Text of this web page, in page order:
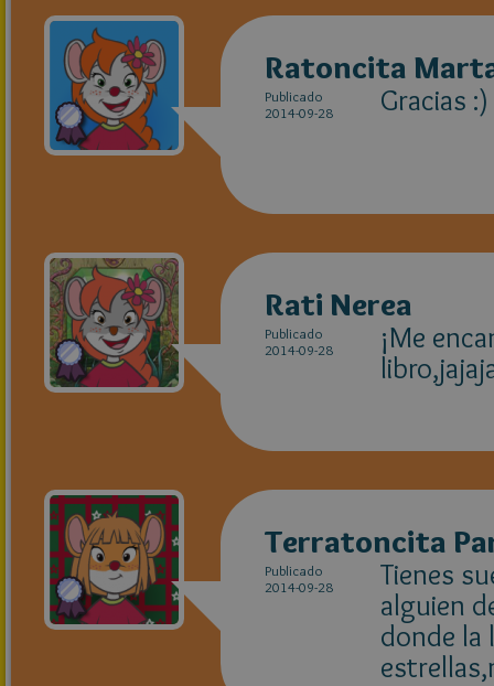
Ratoncita
Publicado
2014-09-28
Gracias :)
Rati Nerea
Publicado
2014-09-28
¡Me
Terratoncita
Publicado
2014-09-28
Tienes
alguien
donde la